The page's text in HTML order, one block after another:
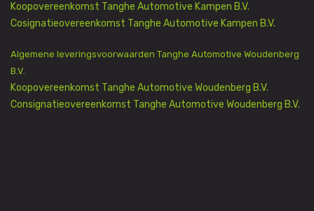
Koopovereenkomst Tanghe Automotive Kampen B.V.
Cosignatieovereenkomst Tanghe Automotive Kampen B.V.
Algemene leveringsvoorwaarden Tanghe Automotive Woudenberg
B.V.
Koopovereenkomst Tanghe Automotive Woudenberg B.V.
Consignatieovereenkomst Tanghe Automotive Woudenberg B.V.